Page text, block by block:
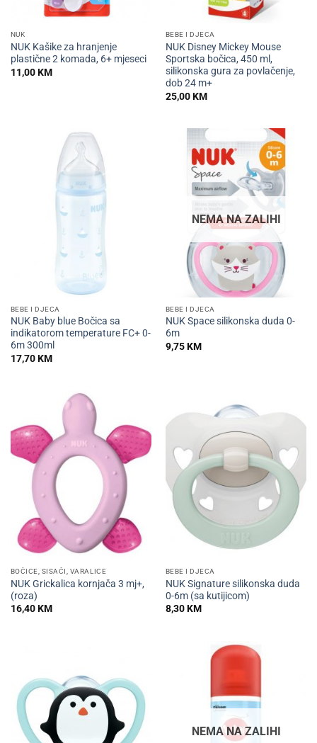
NUK
NUK Kašike za hranjenje
plastične 2 komada, 6+ mjeseci
11,00KM
BEBE I DJECA
NUK Disney Mickey Mouse
Sportska bočica, 450 ml,
silikonska gura za povlačenje,
dob 24 m+
25,00KM
BEBE I DJECA
NUK Baby blue Bočica sa
indikatorom temperature FC+ 0-
6m 300ml
17,70KM
NEMA NA ZALIHI
BEBE I DJECA
NUK Space silikonska duda 0-
6m
9,75KM
BOČICE, SISAČI, VARALICE
NUK Grickalica kornjača 3 mj+,
(roza)
16,40KM
BEBE I DJECA
NUK Signature silikonska duda
0-6m (sa kutijicom)
8,30KM
NEMA NA ZALIHI